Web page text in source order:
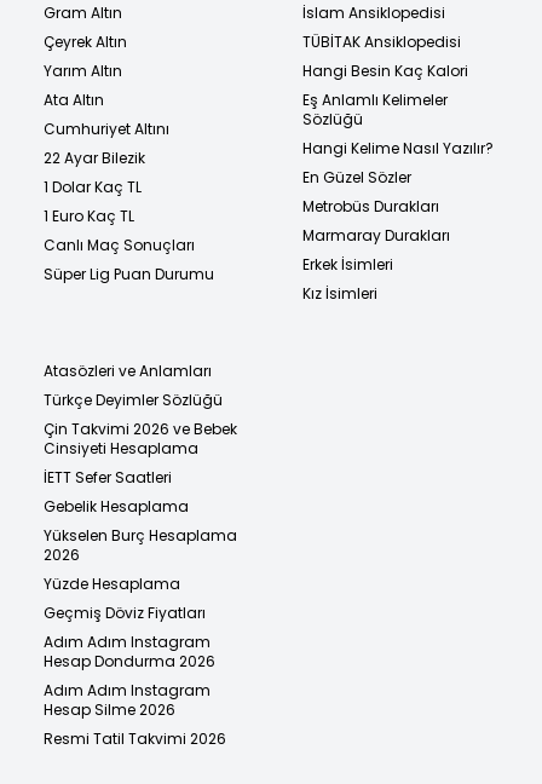
Gram Altın
Çeyrek Altın
Yarım Altın
Ata Altın
Cumhuriyet Altını
22 Ayar Bilezik
1 Dolar Kaç TL
1 Euro Kaç TL
Canlı Maç Sonuçları
Süper Lig Puan Durumu
İslam Ansiklopedisi
TÜBİTAK Ansiklopedisi
Hangi Besin Kaç Kalori
Eş Anlamlı Kelimeler
Sözlüğü
Hangi Kelime Nasıl Yazılır?
En Güzel Sözler
Metrobüs Durakları
Marmaray Durakları
Erkek İsimleri
Kız İsimleri
Atasözleri ve Anlamları
Türkçe Deyimler Sözlüğü
Çin Takvimi 2026 ve Bebek
Cinsiyeti Hesaplama
İETT Sefer Saatleri
Gebelik Hesaplama
Yükselen Burç Hesaplama
2026
Yüzde Hesaplama
Geçmiş Döviz Fiyatları
Adım Adım Instagram
Hesap Dondurma 2026
Adım Adım Instagram
Hesap Silme 2026
Resmi Tatil Takvimi 2026